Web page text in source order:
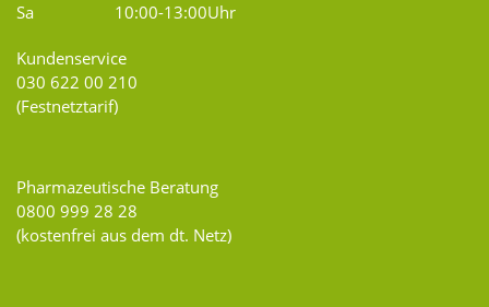
Sa
10:00-13:00Uhr
Kundenservice
030 622 00 210
(Festnetztarif)
Pharmazeutische Beratung
0800 999 28 28
(kostenfrei aus dem dt. Netz)